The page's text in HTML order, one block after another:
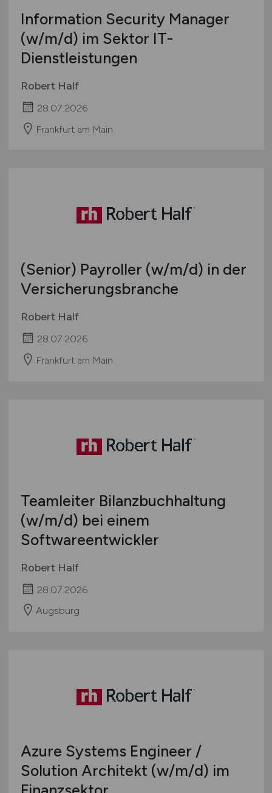
Information Security Manager
(w/m/d) im Sektor IT-
Dienstleistungen
Robert Half
28.07.2026
Frankfurt am Main
(Senior) Payroller (w/m/d) in der
Versicherungsbranche
Robert Half
28.07.2026
Frankfurt am Main
Teamleiter Bilanzbuchhaltung
(w/m/d) bei einem
Softwareentwickler
Robert Half
28.07.2026
Augsburg
Azure Systems Engineer /
Solution Architekt (w/m/d) im